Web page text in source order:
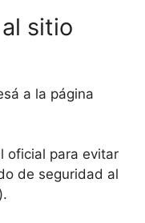
sitio
a la página
oficial para evitar
de seguridad al